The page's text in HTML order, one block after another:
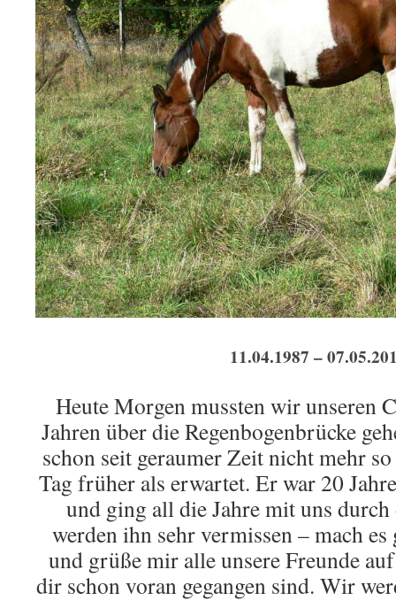
11.04.1987 –
Heute Morgen mussten wir unseren
Jahren über die Regenbogenbrücke
schon seit geraumer Zeit nicht mehr
Tag früher als erwartet. Er war 20
und ging all die Jahre mit uns
werden ihn sehr vermissen – mach
und grüße mir alle unsere Freunde
dir schon voran gegangen sind. Wir